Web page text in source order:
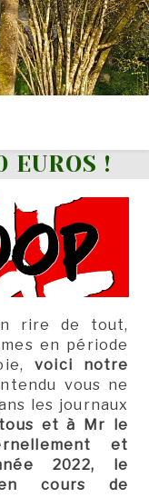
EUROS !
rire de tout,
en période
voici notre
vous ne
les journaux
et à Mr le
et
2022, le
cours de